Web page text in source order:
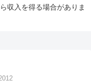
収入を得る場合がありま